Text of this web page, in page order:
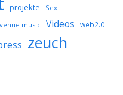
projekte Sex
venue music Videos web2.0
zeuch